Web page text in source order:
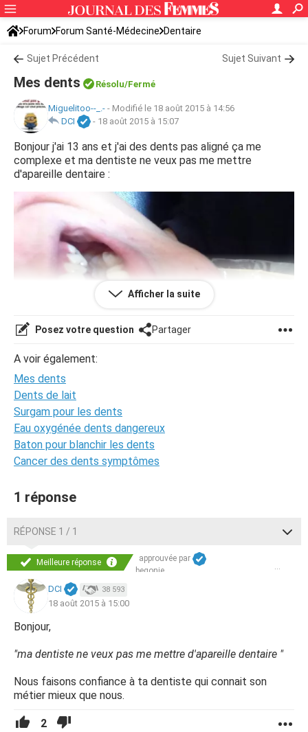
Forum Forum Santé-Médecine Dentaire
Sujet Précédent Sujet Suivant
Mes dents Résolu/Fermé
Miguelitoo--_.- - Modifié le 18 août 2015 à 14:56
DCI
- 18 août 2015 à 15:07
Bonjour j'ai 13 ans et j'ai des dents pas aligné ça me
complexe et ma dentiste ne veux pas me mettre
d'apareille dentaire :
Par contre dans mon miroire ça ne se voit pas enfin je ne
le vois pas et c'est que sur les photos et les vidéos peut
etre dans mon miroire c'est que je suis habitué je vois qu'il
Posté depuis CCM Live forum pour iPhone/iPad
Afficher la suite
Posez votre question Partager
A voir également:
Mes dents
Dents de lait
Surgam pour les dents
Eau oxygénée dents dangereux
Baton pour blanchir les dents
Cancer des dents symptômes
1 réponse
RÉPONSE 1 / 1
Meilleure réponse
approuvée par
begonie
DCI 38 593
18 août 2015 à 15:00
Bonjour,
"ma dentiste ne veux pas me mettre d'apareille dentaire "
Nous faisons confiance à ta dentiste qui connait son
métier mieux que nous.
2